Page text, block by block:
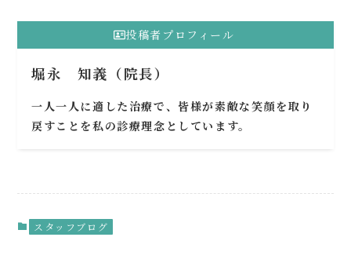
投稿者プロフィール
堀永 知義（院長）
一人一人に適した治療で、皆様が素敵な笑顔を取り
戻すことを私の診療理念としています。
スタッフブログ